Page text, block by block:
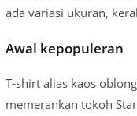
ada variasi ukuran,
Awal kepopuleran
T-shirt alias kaos
memerankan tokoh